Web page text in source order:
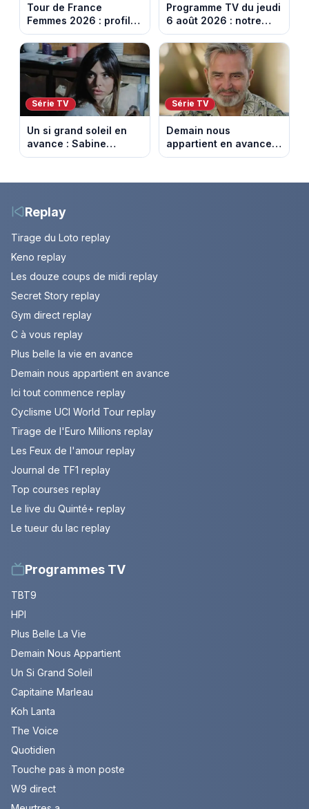
Tour de France
Femmes 2026 : profil
et horaires de la 6e
étape entre
Montbrison et
Tournon-sur-Rhône
Programme TV du jeudi
6 août 2026 : notre
sélection pour votre
soirée télé
Série TV
Un si grand soleil en
avance : Sabine
menacée par Céleste.
2026 (spoiler).
Série TV
Demain nous
appartient en avance:
Alex révèle son lourd
août 2026.
Replay
Tirage du Loto replay
Keno replay
Les douze coups de midi replay
Secret Story replay
Gym direct replay
C à vous replay
Plus belle la vie en avance
Demain nous appartient en avance
Ici tout commence replay
Cyclisme UCI World Tour replay
Tirage de l'Euro Millions replay
Les Feux de l'amour replay
Journal de TF1 replay
Top courses replay
Le live du Quinté+ replay
Le tueur du lac replay
Programmes TV
TBT9
HPI
Plus Belle La Vie
Demain Nous Appartient
Un Si Grand Soleil
Capitaine Marleau
Koh Lanta
The Voice
Quotidien
Touche pas à mon poste
W9 direct